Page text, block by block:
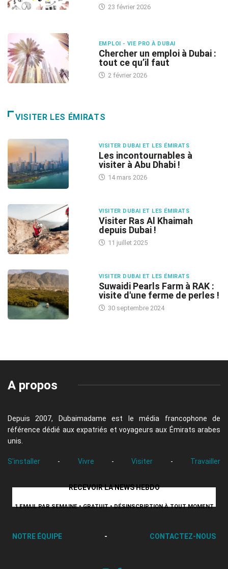
23 février 2026
EMPLOI - VIE PRO À DUBAI
Chercher un emploi à Dubai :
tout ce qu’il faut
2 février 2026
VISITER LES ÉMIRATS
VISITER DUBAI ET LES ÉMIRATS
Les incontournables à
visiter à Abu Dhabi !
14 mars 2026
VISITER DUBAI ET LES ÉMIRATS
Visiter Ras Al Khaimah
depuis Dubai !
11 juillet 2025
VISITER DUBAI ET LES ÉMIRATS
Suwaidi Pearls Farm à RAK :
visite d'une ferme de perles !
30 septembre 2024
A propos
Depuis 2007, Dubaimadame est le média francophone de
référence dédié aux expatriés et voyageurs aux Émirats arabes
unis.
S'installer - Vivre - Visiter - Travailler
RECEVOIR LA NEWS HEBDO
1 EMAIL PAR SEMAINE • GRATUIT • DÉSINSCRIPTION À TOUT MOMENT
NOTRE ÉQUIPE - CONTACTEZ-NOUS